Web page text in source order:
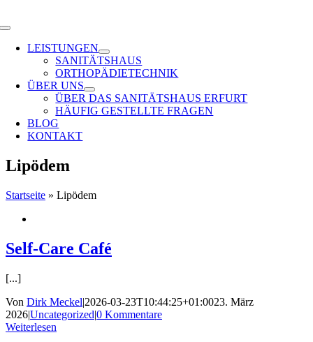
Inhalt
Toggle
NavigationLEISTUNGEN
SANITÄTSHAUS
ORTHOPÄDIETECHNIK
ÜBER UNS
ÜBER DAS SANITÄTSHAUS ERFURT
HÄUFIG GESTELLTE FRAGEN
BLOG
KONTAKT
Lipödem
Startseite » Lipödem
Self-Care Café
[...]
Von Dirk Meckel|2026-03-23T10:44:25+01:0023. März
2026|Uncategorized|0 Kommentare
Weiterlesen